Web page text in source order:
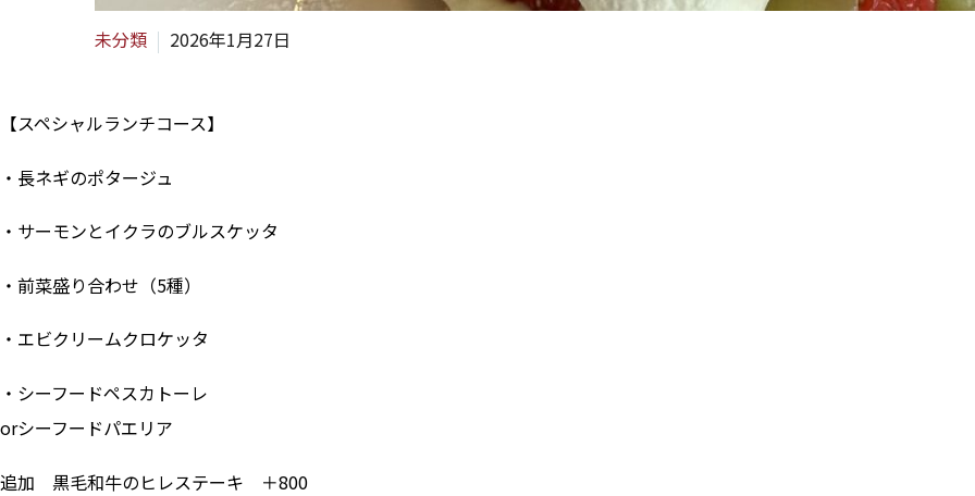
未分類 2026年1月27日
【スペシャルランチコース】
・長ネギのポタージュ
・サーモンとイクラのブルスケッタ
・前菜盛り合わせ（5種）
・エビクリームクロケッタ
・シーフードペスカトーレ
orシーフードパエリア
追加 黒毛和牛のヒレステーキ ＋800